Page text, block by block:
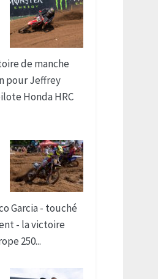
de manche
pour Jeffrey
Honda HRC
Garcia - touché
- la victoire
250...